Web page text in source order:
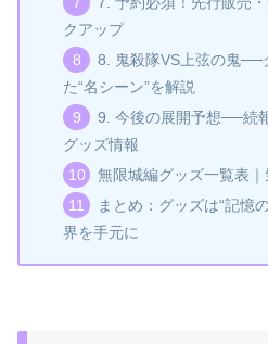
クアップ
8. 鬼殺隊VS上弦の鬼──
た“名シーン”を解説
9. 今後の展開予想──続
グッズ情報
無限城編グッズ一覧表
まとめ：グッズは“記憶
界を手元に